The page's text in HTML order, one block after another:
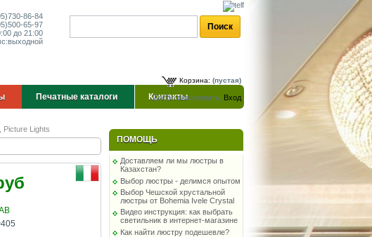
730-86-84
500-65-97
до 21:00
выходной
Корзина: (пустая)
Добро пожаловать, Вход
Печатные каталоги Контакты
Picture Lights
ПОМОЩЬ
Доставляем ли мы люстры в
Казахстан?
Выбор люстры - делимся опытом
Выбор Чешской хрустальной
люстры от Bohemia Ivele Crystal
Видео инструкция: как выбрать
светильник в интернет-магазине
Как найти люстру подешевле?